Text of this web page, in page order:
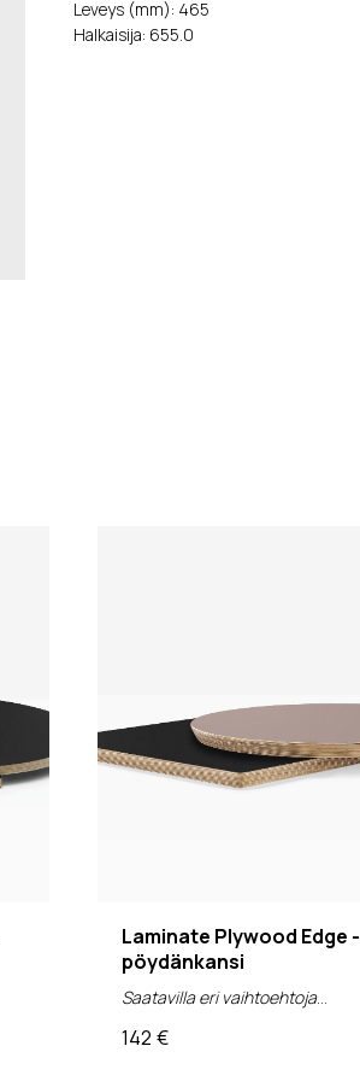
Leveys (mm): 465
Halkaisija: 655.0
Laminate Plywood Edge -
pöydänkansi
Saatavilla eri vaihtoehtoja
(alv 0%)
142 €